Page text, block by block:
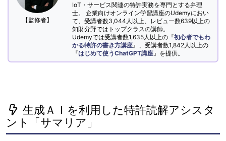
【監修者】
IoT・サービス関連の特許実務を専門とする弁理
士。 企業向けオンライン学習講座のUdemyにおい
て、受講者数3,044人以上、レビュー数639以上の
知財分野ではトップクラスの講師。
Udemyでは受講者数1,635人以上の『初心者でもわ
かる特許の書き方講座 』、受講者数1,842人以上の
『はじめて使うChatGPT講座 』を提供。
生成ＡＩを利用した特許読解アシスタ
ント「サマリア」